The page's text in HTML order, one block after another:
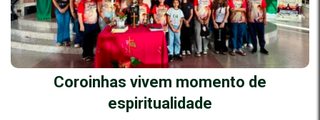
Coroinhas vivem momento de
espiritualidade